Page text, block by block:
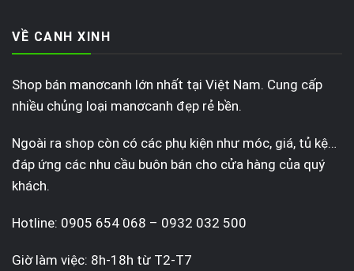
VỀ CANH XINH
Shop bán manơcanh lớn nhất tại Việt Nam. Cung cấp
nhiều chủng loại manơcanh đẹp rẻ bền.
Ngoài ra shop còn có các phụ kiện như móc, giá, tủ kệ…
đáp ứng các nhu cầu buôn bán cho cửa hàng của quý
khách.
Hotline: 0905 654 068 – 0932 032 500
Giờ làm việc: 8h-18h từ T2-T7